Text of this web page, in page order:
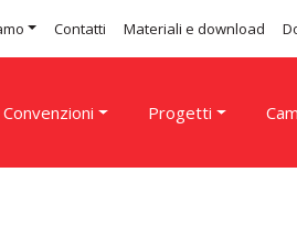
Contatti Materiali e download
Convenzioni Progetti